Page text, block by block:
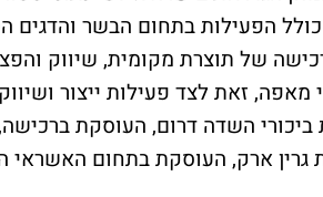
כולל הפעילות בתחום הבשר והדגים
של תוצרת מקומית, שיווק
זאת לצד פעילות ייצור
ב-50% בחברת ביכורי השדה דרום,